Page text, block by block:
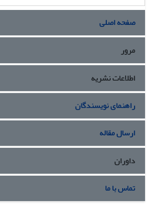
صفحه اصلی
مرور
اطلاعات نشریه
راهنمای نویسندگان
ارسال مقاله
داوران
تماس با ما